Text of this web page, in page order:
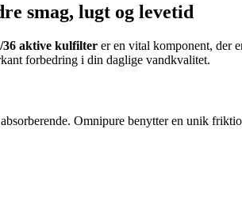
smag, lugt og levetid
aktive kulfilter er en vital komponent, der
forbedring i din daglige vandkvalitet.
Omnipure benytter en unik